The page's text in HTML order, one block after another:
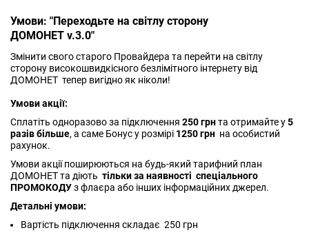
Умови: "Переходьте на світлу сторону
ДОМОНЕТ v.3.0"
Змінити свого старого Провайдера та перейти на світлу
сторону високошвидкісного безлімітного інтернету від
ДОМОНЕТ тепер вигідно як ніколи!
Умови акції:
Сплатіть одноразово за підключення 250 грнта отримайте у5
разів більше, а саме Бонус у розмірі 1250 грн на особистий
рахунок.
Умови акції поширюються на будь-який тарифний план
ДОМОНЕТ та діють тількиза наявності спеціального
ПРОМОКОДУз флаєра або інших інформаційних джерел.
Детальні умови:
Вартість підключення складає 250 грн